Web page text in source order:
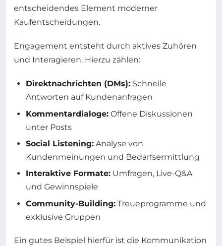
entscheidendes Element moderner
Kaufentscheidungen.
Engagement entsteht durch aktives Zuhören
und Interagieren. Hierzu zählen:
Direktnachrichten (DMs): Schnelle
Antworten auf Kundenanfragen
Kommentardialoge: Offene Diskussionen
unter Posts
Social Listening: Analyse von
Kundenmeinungen und Bedarfsermittlung
Interaktive Formate: Umfragen, Live-Q&A
und Gewinnspiele
Community-Building: Treueprogramme und
exklusive Gruppen
Ein gutes Beispiel hierfür ist die Kommunikation